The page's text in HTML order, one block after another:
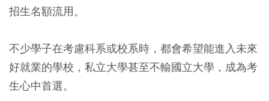
招生名額流用。
不少學子在考慮科系或校系時，都會希望能進入未來
好就業的學校，私立大學甚至不輸國立大學，成為考
生心中首選。